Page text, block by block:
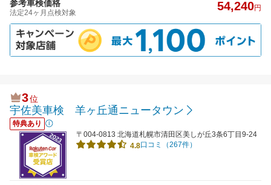
参考車検価格
法定24ヶ月点検対象 54,240円
3位
宇佐美車検 羊ヶ丘通ニュータウン
特典あり
〒004-0813 北海道札幌市清田区美しが丘3条6丁目9-24
4.8口コミ（267件）